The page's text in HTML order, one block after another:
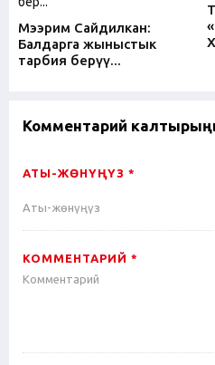
Мээрим Сайдилкан:
Балдарга жыныстык
тарбия берүү...
Комментарий
АТЫ-ЖӨНҮҢҮЗ *
КОММЕНТАРИЙ *